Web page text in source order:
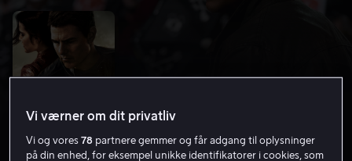
Vi værner om dit privatliv
Vi og vores78 partnere gemmer og får adgang til oplysninger
på din enhed, for eksempel unikke identifikatorer i cookies, som